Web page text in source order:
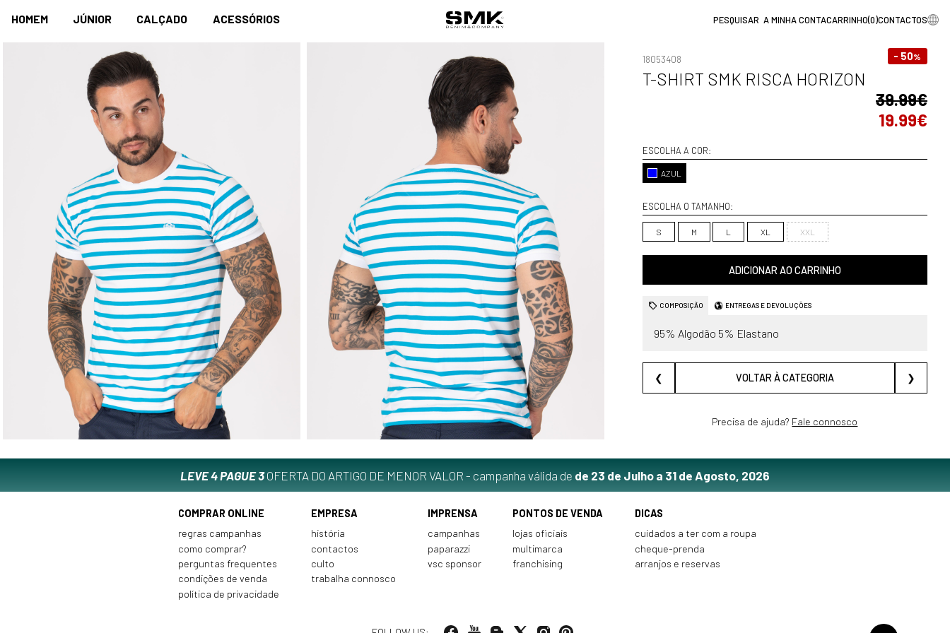
HOMEM JÚNIOR CALÇADO ACESSÓRIOS A MINHA CONTACARRINHO(0)CONTACTOS
- 50%
18053408
T-SHIRT SMK RISCA HORIZON
39.99€
19.99€
ESCOLHA A COR:
AZUL
ESCOLHA O TAMANHO:
S M L XL XXL
ADICIONAR AO CARRINHO
COMPOSIÇÃO ENTREGAS E DEVOLUÇÕES
95% Algodão 5% Elastano
❮ VOLTAR À CATEGORIA ❯
Precisa de ajuda? Fale connosco
LEVE 4 PAGUE 3OFERTA DO ARTIGO DE MENOR VALOR - campanha válida de de 23 de Julho a 31 de Agosto, 2026
COMPRAR ONLINE
regras campanhas
como comprar?
perguntas frequentes
condições de venda
política de privacidade
EMPRESA
história
contactos
culto
trabalha connosco
IMPRENSA
campanhas
paparazzi
vsc sponsor
PONTOS DE VENDA
lojas oficiais
multimarca
franchising
DICAS
cuidados a ter com a roupa
cheque-prenda
arranjos e reservas